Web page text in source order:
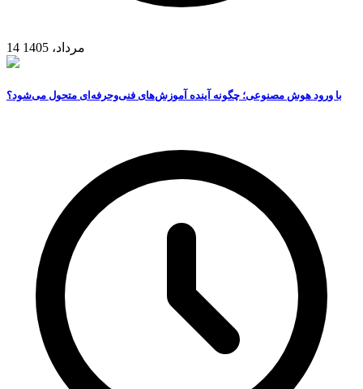
14 مرداد، 1405
با ورود هوش مصنوعی؛ چگونه آینده آموزش‌های فنی‌وحرفه‌ای متحول می‌شود؟